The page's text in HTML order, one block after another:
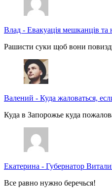
Влад - Евакуація мешканців та
Рашисти суки щоб вони
Валений - Куда жаловаться,
Куда в Запорожье куда
Екатерина - Губернатор
Все равно нужно беречься!